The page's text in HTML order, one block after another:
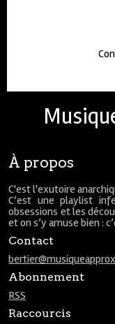
À propos
C'est l'exutoire
C’est une playlist
obsessions et les
et on s’y amuse bien :
Contact
Abonnement
RSS
Raccourcis